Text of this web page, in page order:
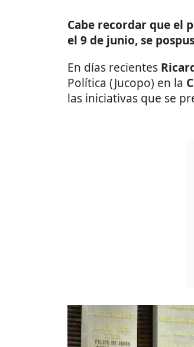
Cabe recordar que el
el 9 de junio, se
En días recientes
Política (Jucopo) en la
las iniciativas que se